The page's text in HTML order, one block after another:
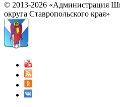
© 2013-2026 «Администрация
округа Ставропольского края»